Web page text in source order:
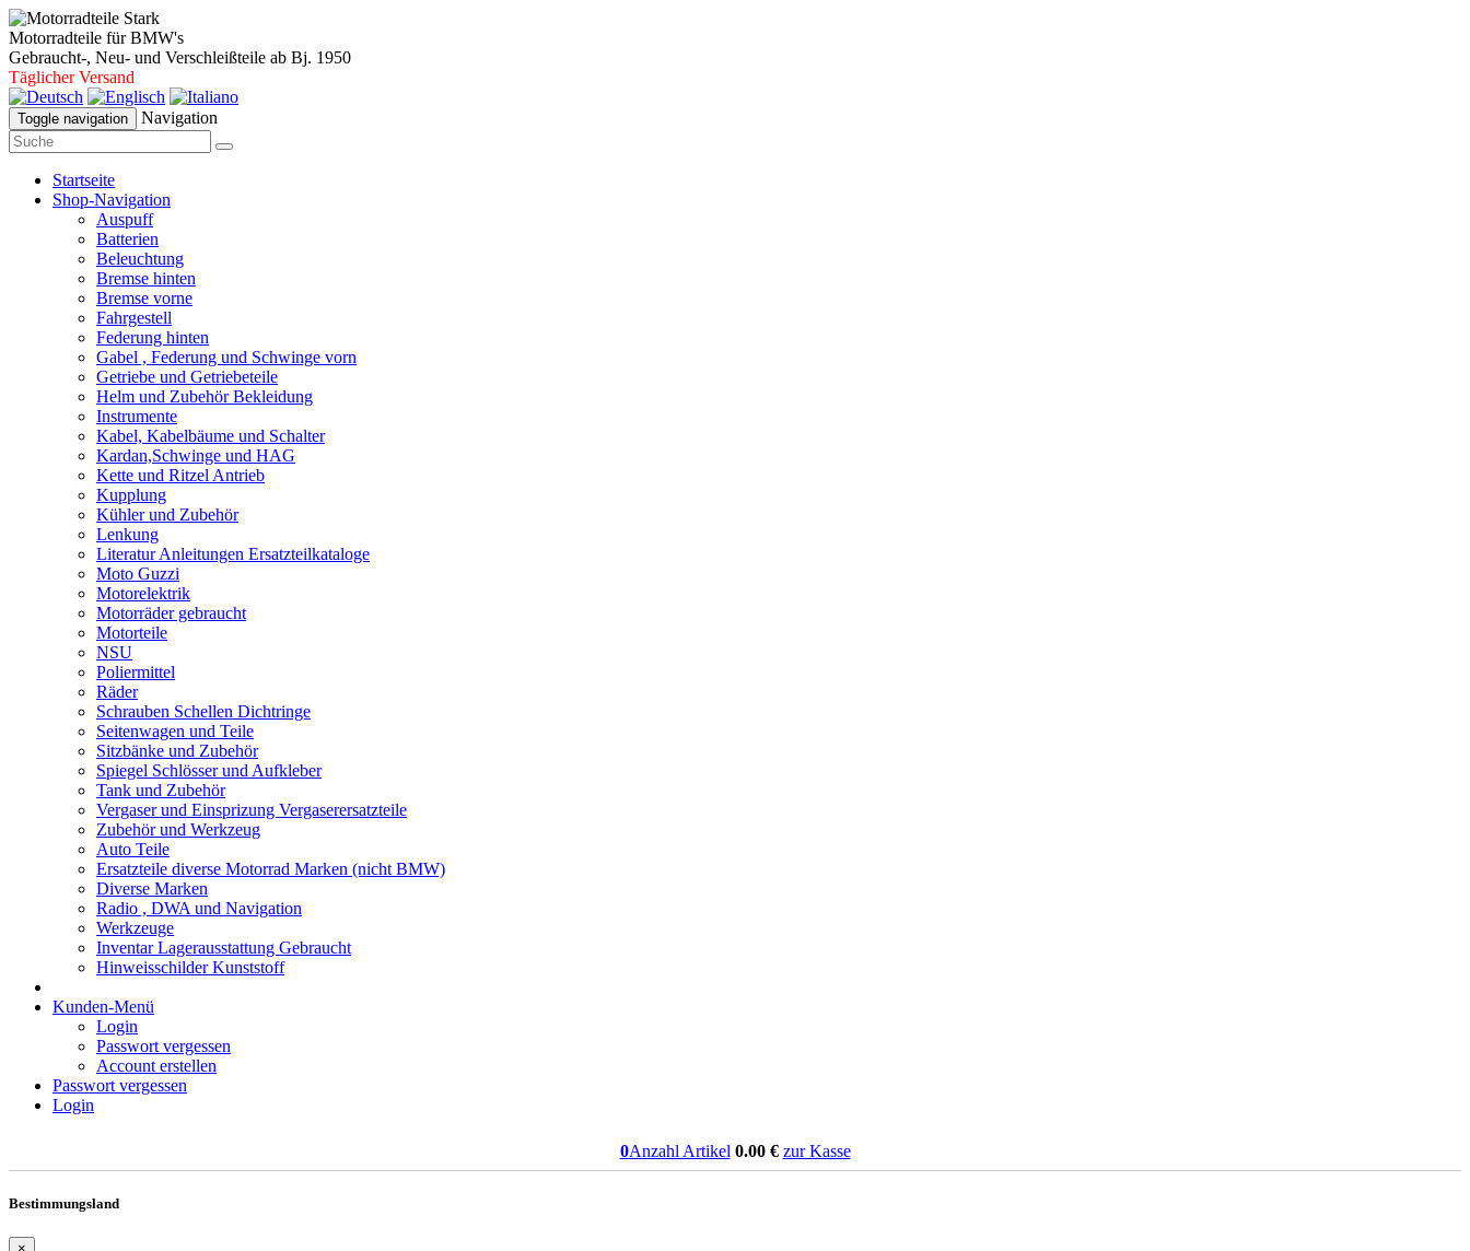
Motorradteile für BMW's
Gebraucht-, Neu- und Verschleißteile ab Bj. 1950
Täglicher Versand
Toggle navigation Navigation
Startseite
Shop-Navigation
Auspuff
Batterien
Beleuchtung
Bremse hinten
Bremse vorne
Fahrgestell
Federung hinten
Gabel , Federung und Schwinge vorn
Getriebe und Getriebeteile
Helm und Zubehör Bekleidung
Instrumente
Kabel, Kabelbäume und Schalter
Kardan,Schwinge und HAG
Kette und Ritzel Antrieb
Kupplung
Kühler und Zubehör
Lenkung
Literatur Anleitungen Ersatzteilkataloge
Moto Guzzi
Motorelektrik
Motorräder gebraucht
Motorteile
NSU
Poliermittel
Räder
Schrauben Schellen Dichtringe
Seitenwagen und Teile
Sitzbänke und Zubehör
Spiegel Schlösser und Aufkleber
Tank und Zubehör
Vergaser und Einsprizung Vergaserersatzteile
Zubehör und Werkzeug
Auto Teile
Ersatzteile diverse Motorrad Marken (nicht BMW)
Diverse Marken
Radio , DWA und Navigation
Werkzeuge
Inventar Lagerausstattung Gebraucht
Hinweisschilder Kunststoff
Kunden-Menü
Login
Passwort vergessen
Account erstellen
Passwort vergessen
Login
0Anzahl Artikel 0.00€ zur Kasse
Bestimmungsland